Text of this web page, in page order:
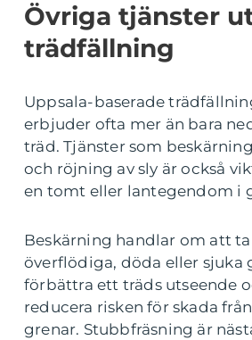
Övriga tjänster
trädfällning
Uppsala-baserade
erbjuder ofta mer än bara
träd. Tjänster som
och röjning av sly är också
en tomt eller lantegendom i
Beskärning handlar om att
överflödiga, döda eller sjuka
förbättra ett träds utseende
reducera risken för skada
grenar. Stubbfräsning är